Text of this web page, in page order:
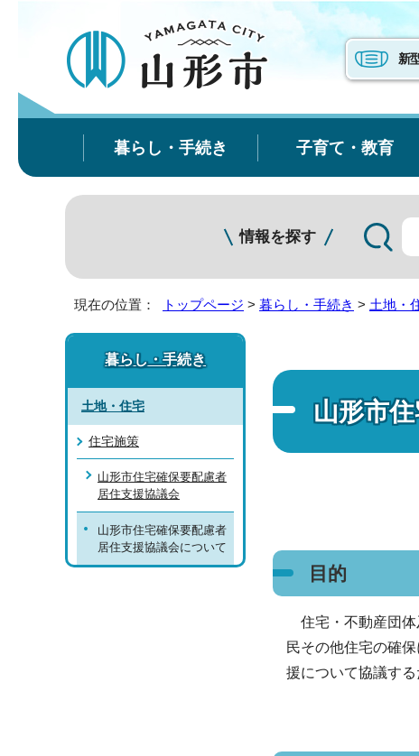
新
暮らし・手続き 子育て・教育
情報を探す
現在の位置： トップページ > 暮らし・手続き > 土地・
山形市
目的
住宅・不動産団体
民その他住宅の確
援について協議する
暮らし・手続き
土地・住宅
住宅施策
山形市住宅確保要配慮者
居住支援協議会
山形市住宅確保要配慮者
居住支援協議会について